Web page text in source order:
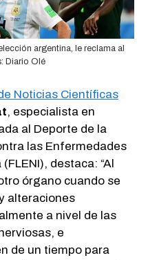
argentina, le reclama al
Diario Olé
Noticias Científicas
, especialista en
al Deporte de la
las Enfermedades
destaca: “Al
órgano cuando se
alteraciones
a nivel de las
e
de un tiempo para